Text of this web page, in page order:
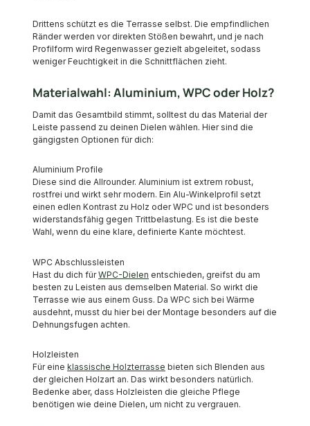
Drittens schützt es die Terrasse selbst. Die empfindlichen
Ränder werden vor direkten Stößen bewahrt, und je nach
Profilform wird Regenwasser gezielt abgeleitet, sodass
weniger Feuchtigkeit in die Schnittflächen zieht.
Materialwahl: Aluminium, WPC oder Holz?
Damit das Gesamtbild stimmt, solltest du das Material der
Leiste passend zu deinen Dielen wählen. Hier sind die
gängigsten Optionen für dich:
Aluminium Profile
Diese sind die Allrounder. Aluminium ist extrem robust,
rostfrei und wirkt sehr modern. Ein Alu-Winkelprofil setzt
einen edlen Kontrast zu Holz oder WPC und ist besonders
widerstandsfähig gegen Trittbelastung. Es ist die beste
Wahl, wenn du eine klare, definierte Kante möchtest.
WPC Abschlussleisten
Hast du dich fürWPC-Dielen entschieden, greifst du am
besten zu Leisten aus demselben Material. So wirkt die
Terrasse wie aus einem Guss. Da WPC sich bei Wärme
ausdehnt, musst du hier bei der Montage besonders auf die
Dehnungsfugen achten.
Holzleisten
Für eine klassische Holzterrasse bieten sich Blenden aus
der gleichen Holzart an. Das wirkt besonders natürlich.
Bedenke aber, dass Holzleisten die gleiche Pflege
benötigen wie deine Dielen, um nicht zu vergrauen.